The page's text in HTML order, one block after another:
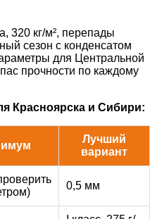
320 кг/м², перепады
сезон с конденсатом
для Центральной
прочности по каждому
Красноярска и Сибири:
Лучший
вариант
0,5 мм